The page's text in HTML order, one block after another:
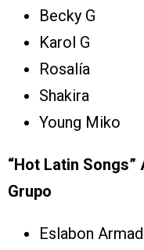
Becky G
Karol G
Rosalía
Shakira
Young Miko
“Hot Latin
Grupo
Eslabon